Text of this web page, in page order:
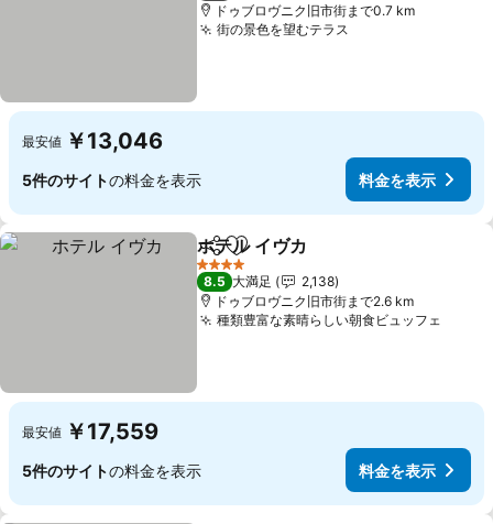
ドゥブロヴニク旧市街まで0.7 km
街の景色を望むテラス
最安値 ￥13,046
5件のサイトの料金を表示 料金を表示
シェアお気に入りに追加
ホテル イヴカ
4 ホテルのランク
8.5 大満足
2,138
ドゥブロヴニク旧市街まで2.6 km
種類豊富な素晴らしい朝食ビュッフェ
最安値 ￥17,559
5件のサイトの料金を表示 料金を表示